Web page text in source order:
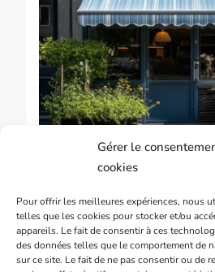
Gérer le
cookies
Pour offrir les meilleures expériences, nous
telles que les cookies pour stocker et/ou
appareils. Le fait de consentir à ces
des données telles que le comportement de
sur ce site. Le fait de ne pas consentir ou de
Comment optimiser votre
extérieur avec un store